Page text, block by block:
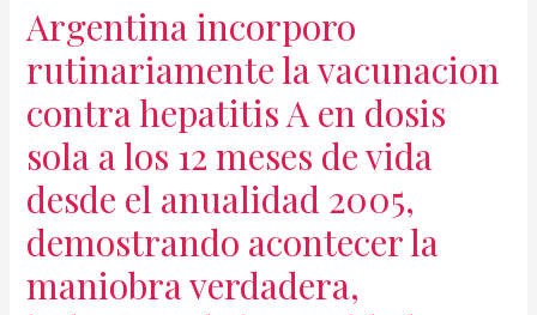
Argentina incorporo
rutinariamente la vacunacion
contra hepatitis A en dosis
sola a los 12 meses de vida
desde el anualidad 2005,
demostrando acontecer la
maniobra verdadera,